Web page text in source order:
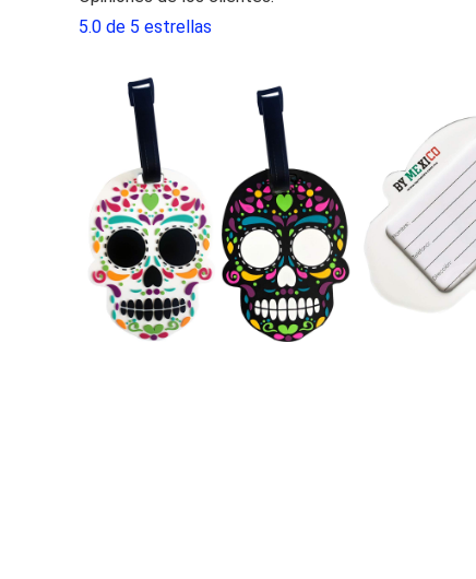
5.0 de 5 estrellas